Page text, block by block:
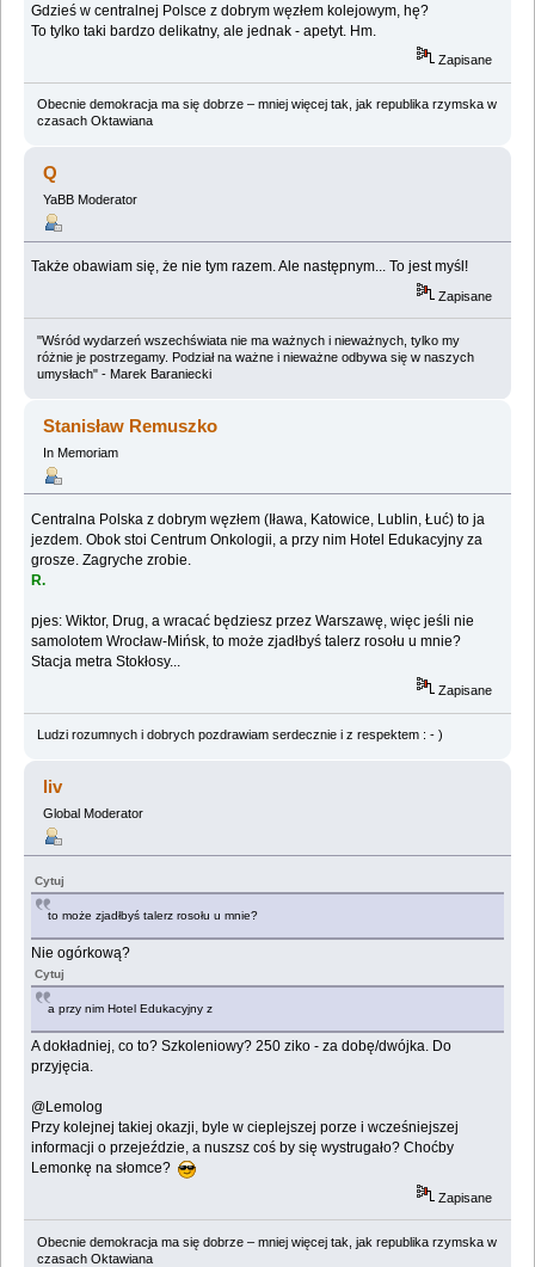
Gdzieś w centralnej Polsce z dobrym węzłem kolejowym, hę?
To tylko taki bardzo delikatny, ale jednak - apetyt. Hm.
Zapisane
Obecnie demokracja ma się dobrze – mniej więcej tak, jak republika rzymska w
czasach Oktawiana
Q
YaBB Moderator
Także obawiam się, że nie tym razem. Ale następnym... To jest myśl!
Zapisane
"Wśród wydarzeń wszechświata nie ma ważnych i nieważnych, tylko my
różnie je postrzegamy. Podział na ważne i nieważne odbywa się w naszych
umysłach" - Marek Baraniecki
Stanisław Remuszko
In Memoriam
Centralna Polska z dobrym węzłem (Iława, Katowice, Lublin, Łuć) to ja
jezdem. Obok stoi Centrum Onkologii, a przy nim Hotel Edukacyjny za
grosze. Zagryche zrobie.
R.
pjes: Wiktor, Drug, a wracać będziesz przez Warszawę, więc jeśli nie
samolotem Wrocław-Mińsk, to może zjadłbyś talerz rosołu u mnie?
Stacja metra Stokłosy...
Zapisane
Ludzi rozumnych i dobrych pozdrawiam serdecznie i z respektem : - )
liv
Global Moderator
Cytuj
to może zjadłbyś talerz rosołu u mnie?
Nie ogórkową?
Cytuj
a przy nim Hotel Edukacyjny z
A dokładniej, co to? Szkoleniowy? 250 ziko - za dobę/dwójka. Do
przyjęcia.
@Lemolog
Przy kolejnej takiej okazji, byle w cieplejszej porze i wcześniejszej
informacji o przejeździe, a nuszsz coś by się wystrugało? Choćby
Lemonkę na słomce?
Zapisane
Obecnie demokracja ma się dobrze – mniej więcej tak, jak republika rzymska w
czasach Oktawiana